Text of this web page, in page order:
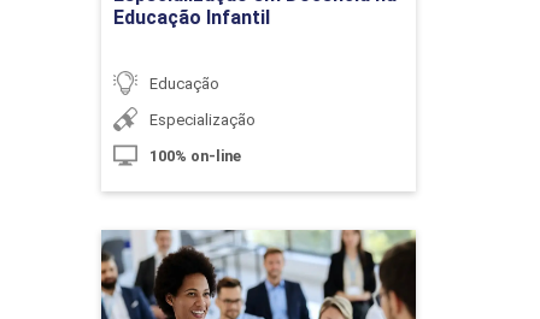
10h
Tesouraria
10h
Educação Infantil
Educação
Especialização
100% on-line
Especialização em
Docência na Educação
Médica